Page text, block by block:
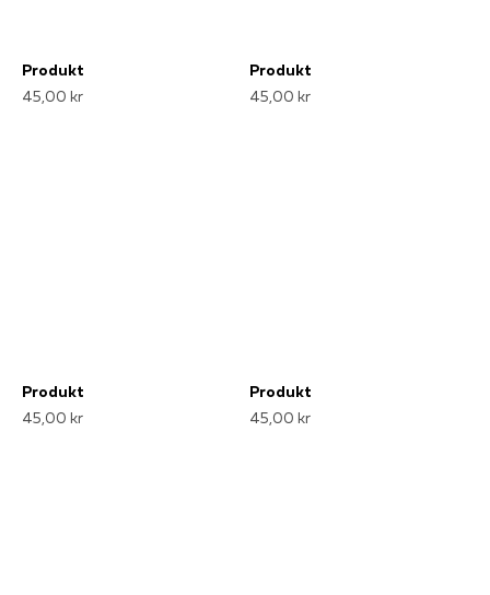
Produkt
45,00 kr
Produkt
45,00 kr
Produkt
45,00 kr
Produkt
45,00 kr